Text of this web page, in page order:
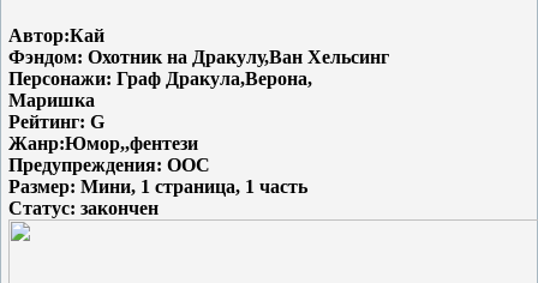
Автор:Кай
Фэндом: Охотник на Дракулу,Ван Хельсинг
Персонажи: Граф Дракула,Верона,
Маришка
Рейтинг: G
Жанр:Юмор,,фентези
Предупреждения: OOC
Размер: Мини, 1 страница, 1 часть
Статус: закончен